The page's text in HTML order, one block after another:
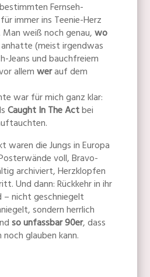
Fernseh-
immer ins Teenie-Herz
weiß noch genau,wo
(meist irgendwas
Jeans und bauchfreiem
allemwerauf dem
war für mich ganz klar:
Caught In The Actbei
waren die Jungs in Europa
voll, Bravo-
archiviert, Herzklopfen
Und dann: Rückkehr in ihr
– nicht geschniegelt
sondern herrlich
so unfassbar 90er, dass
glauben kann.